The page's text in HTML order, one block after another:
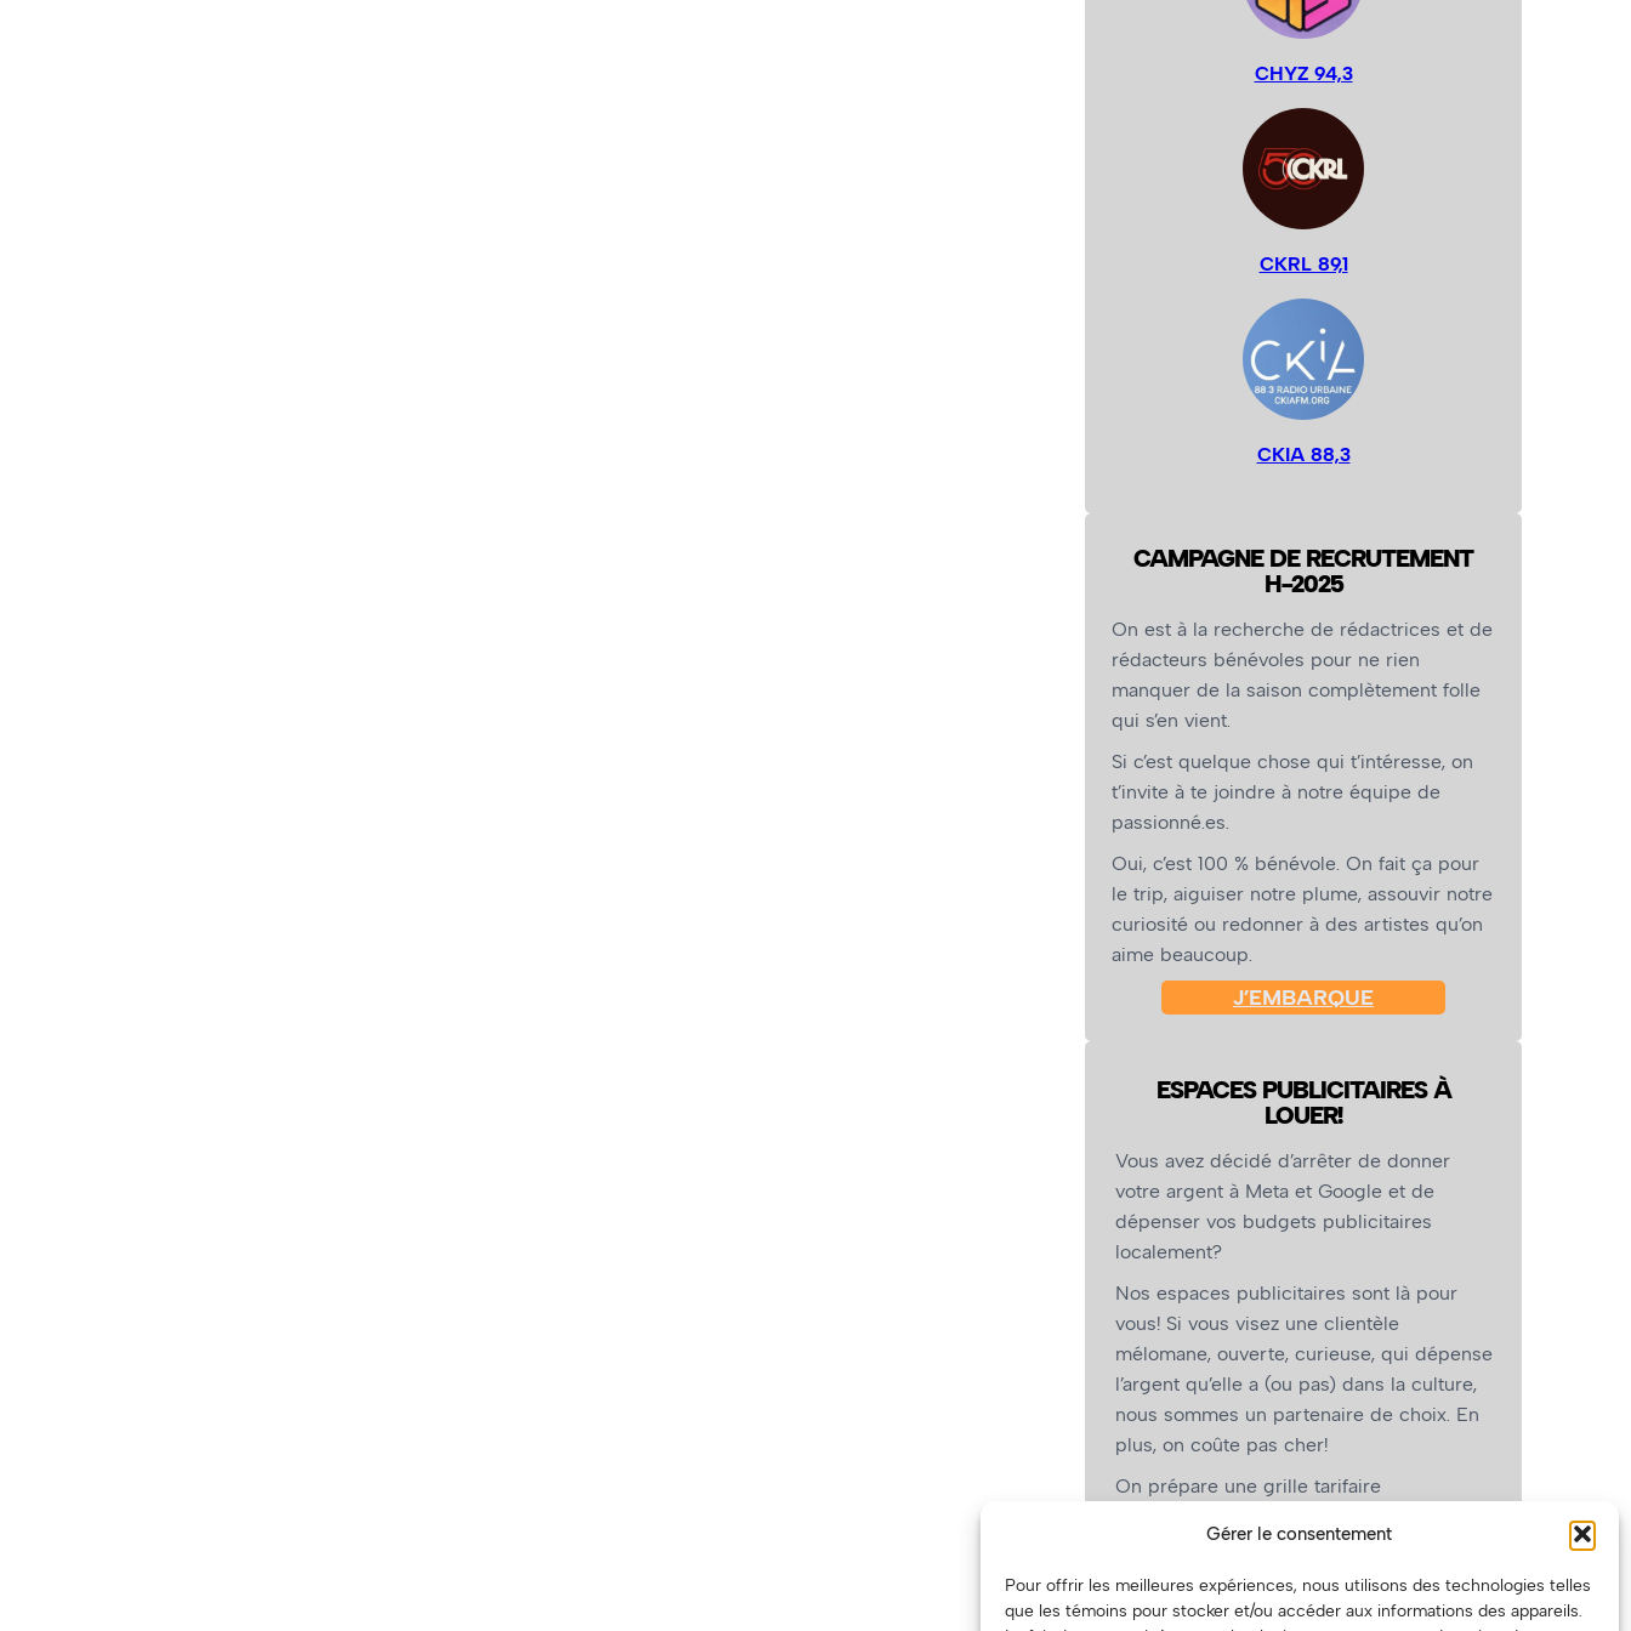
Gérer le consentement
Pour offrir les meilleures expériences, nous utilisons des technologies telles
que les témoins pour stocker et/ou accéder aux informations des appareils.
CHYZ 94,3
CKRL 89,1
CKIA 88,3
CAMPAGNE DE RECRUTEMENT
H-2025
On est à la recherche de rédactrices et de
rédacteurs bénévoles pour ne rien
manquer de la saison complètement folle
qui s’en vient.
Si c’est quelque chose qui t’intéresse, on
t’invite à te joindre à notre équipe de
passionné.es.
Oui, c’est 100 % bénévole. On fait ça pour
le trip, aiguiser notre plume, assouvir notre
curiosité ou redonner à des artistes qu’on
aime beaucoup.
J’EMBARQUE
ESPACES PUBLICITAIRES À
LOUER!
Vous avez décidé d’arrêter de donner
votre argent à Meta et Google et de
dépenser vos budgets publicitaires
localement?
Nos espaces publicitaires sont là pour
vous! Si vous visez une clientèle
mélomane, ouverte, curieuse, qui dépense
l’argent qu’elle a (ou pas) dans la culture,
nous sommes un partenaire de choix. En
plus, on coûte pas cher!
On prépare une grille tarifaire
vous, les artistes!)